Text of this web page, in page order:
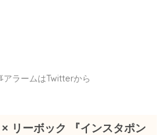
アラームはTwitterから
リーボック 『インスタポン